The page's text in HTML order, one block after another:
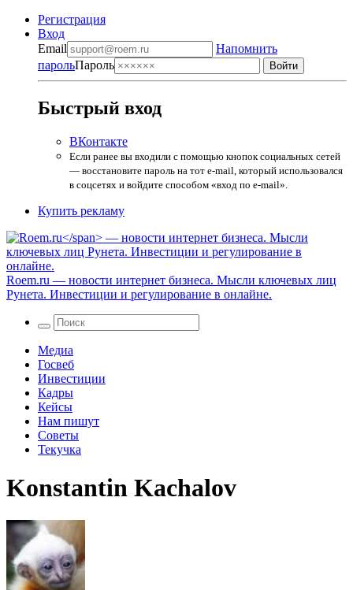
Регистрация
Вход
Email
Напомнить
парольПароль
Быстрый вход
ВКонтакте
Если ранее вы входили с помощью кнопок социальных сетей
— восстановите пароль на тот e-mail, который использовался
в соцсетях и войдите способом «вход по e-mail».
Купить рекламу
Roem.ru — новости интернет бизнеса. Мысли ключевых лиц
Рунета. Инвестиции и регулирование в онлайне.
Медиа
Госвеб
Инвестиции
Кадры
Кейсы
Нам пишут
Советы
Текучка
Konstantin Kachalov